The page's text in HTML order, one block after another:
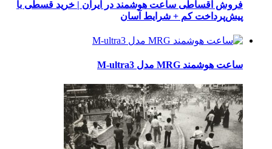
فروش اقساطی ساعت هوشمند در ایران | خرید قسطی با
پیش‌پرداخت کم + شرایط آسان
ساعت هوشمند MRG مدل M-ultra3